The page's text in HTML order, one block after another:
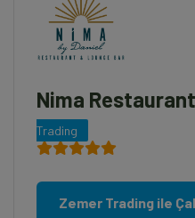
Nima
Trading
Zemer Trading ile